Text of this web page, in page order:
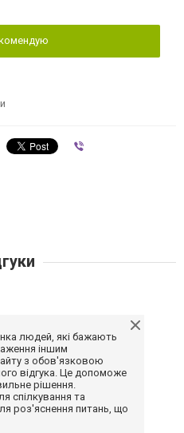
людей, які бажають
іншим
з обов'язковою
відгука. Це допоможе
рішення.
спілкування та
роз'яснення питань, що